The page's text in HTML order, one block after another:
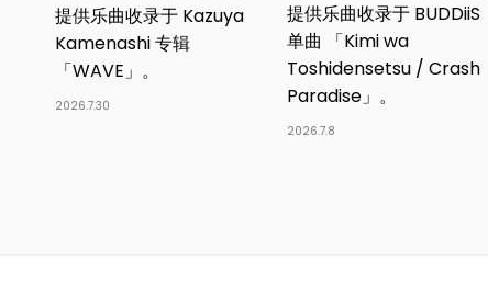
提供乐曲收录于 Kazuya
Kamenashi 专辑
「WAVE」。
2026.7.30
提供乐曲收录于 BUDDiiS
单曲 「Kimi wa
Toshidensetsu / Crash
Paradise」。
2026.7.8